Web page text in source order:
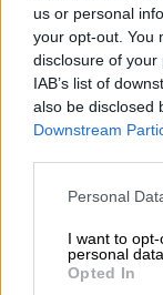
us or personal
your opt-out. You
disclosure of
IAB’s list of
also be disclosed
Downstream
Please note that
not limited to
grant or deny
use your data for
Personal
I want to
personal data.
Opted In
Ο υπουργός
Ρούμπιο